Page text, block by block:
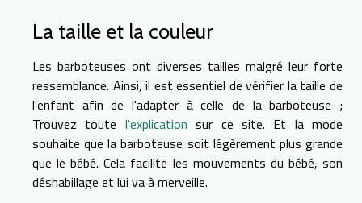
La taille et la couleur
Les barboteuses ont diverses tailles malgré leur forte
ressemblance. Ainsi, il est essentiel de vérifier la taille de
l'enfant afin de l'adapter à celle de la barboteuse ;
Trouvez toute l'explication sur ce site. Et la mode
souhaite que la barboteuse soit légèrement plus grande
que le bébé. Cela facilite les mouvements du bébé, son
déshabillage et lui va à merveille.